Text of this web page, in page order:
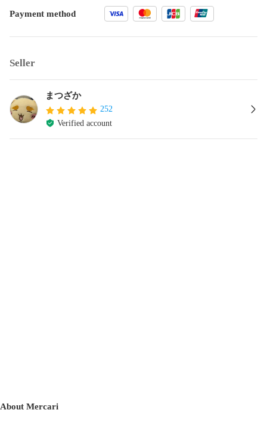
Payment method
Seller
まつざか
252
Verified account
About Mercari